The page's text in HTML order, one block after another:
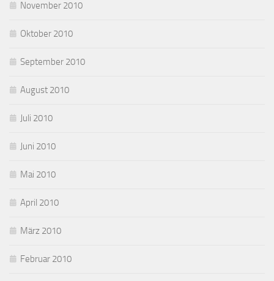
November 2010
Oktober 2010
September 2010
August 2010
Juli 2010
Juni 2010
Mai 2010
April 2010
März 2010
Februar 2010